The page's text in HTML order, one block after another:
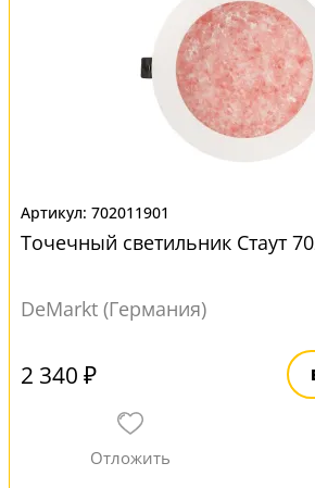
702011901
Точечный светильник Стаут
DeMarkt (Германия)
2 340 ₽